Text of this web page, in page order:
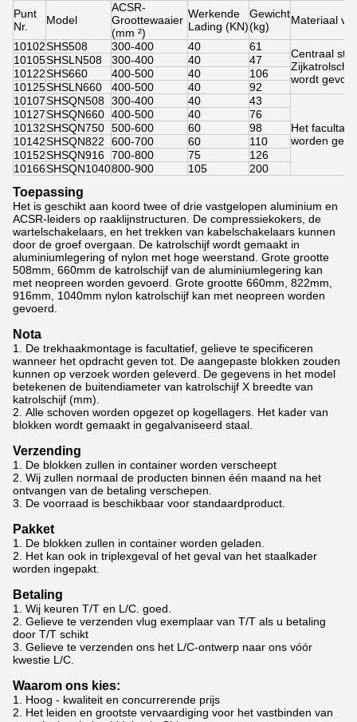
Punt
Nr.
Model
ACSR-
Groottewaaier
(mm ²)
Werkende
Lading (KN)
Gewicht
(kg)
Materiaal
10102SHS508 300-400 40 61
Centraal
wordt
10105SHSLN508 300-400 40
47
10122SHS660 400-500 40
106
10125SHSLN660 400-500 40
92
10107SHSQN508 300-400 40 43
Het
worden
10127SHSQN660 400-500 40
76
10132SHSQN750 500-600 60
98
10142SHSQN822 600-700 60
110
10152SHSQN916 700-800 75
126
10166SHSQN1040800-900 105 200
Toepassing
Het is geschikt aan koord twee of drie vastgelopen aluminium en
ACSR-leiders op raaklijnstructuren. De compressiekokers, de
wartelschakelaars, en het trekken van kabelschakelaars kunnen
door de groef overgaan. De katrolschijf wordt gemaakt in
aluminiumlegering of nylon met hoge weerstand. Grote grootte
508mm, 660mm de katrolschijf van de aluminiumlegering kan
met neopreen worden gevoerd. Grote grootte 660mm, 822mm,
916mm, 1040mm nylon katrolschijf kan met neopreen worden
gevoerd.
Nota
1. De trekhaakmontage is facultatief, gelieve te specificeren
wanneer het opdracht geven tot. De aangepaste blokken zouden
kunnen op verzoek worden geleverd. De gegevens in het model
betekenen de buitendiameter van katrolschijf X breedte van
katrolschijf (mm).
2. Alle schoven worden opgezet op kogellagers. Het kader van
blokken wordt gemaakt in gegalvaniseerd staal.
Verzending
1. De blokken zullen in container worden verscheept
2. Wij zullen normaal de producten binnen één maand na het
ontvangen van de betaling verschepen.
3. De voorraad is beschikbaar voor standaardproduct.
Pakket
1. De blokken zullen in container worden geladen.
2. Het kan ook in triplexgeval of het geval van het staalkader
worden ingepakt.
Betaling
1. Wij keuren T/T en L/C. goed.
2. Gelieve te verzenden vlug exemplaar van T/T als u betaling
door T/T schikt
3. Gelieve te verzenden ons het L/C-ontwerp naar ons vóór
kwestie L/C.
Waarom ons kies:
1. Hoog - kwaliteit en concurrerende prijs
2. Het leiden en grootste vervaardiging voor het vastbinden van